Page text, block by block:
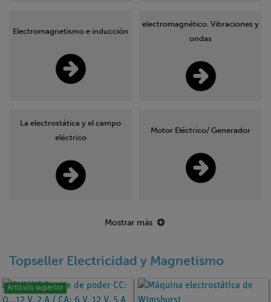
Electromagnetismo e inducción
electromagnético. Vibraciones y
ondas
La electrostática y el campo
eléctrico
Motor Eléctrico/ Generador
Mostrar más
Topseller Electricidad y Magnetismo
Artículo superior